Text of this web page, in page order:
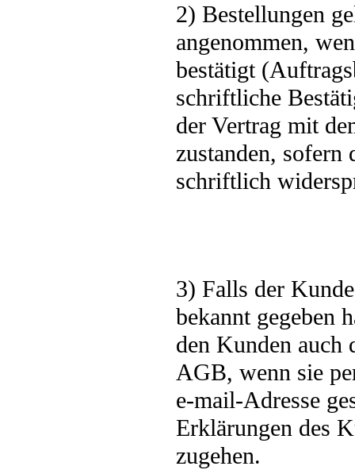
2) Bestellungen
angenommen,
bestätigt
schriftliche
der Vertrag mit
zustanden, sofern
schriftlich
3) Falls der
bekannt gegeben
den Kunden auch
AGB, wenn sie
e-mail-Adresse
Erklärungen des
zugehen.